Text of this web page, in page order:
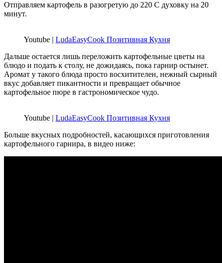
Отправляем картофель в разогретую до 220 С духовку на 20
минут.
Youtube | LudaEasyCook Позитивная Кухня
Дальше остается лишь переложить картофельные цветы на
блюдо и подать к столу, не дожидаясь, пока гарнир остынет.
Аромат у такого блюда просто восхитителен, нежный сырный
вкус добавляет пикантности и превращает обычное
картофельное пюре в гастрономическое чудо.
Youtube | LudaEasyCook Позитивная Кухня
Больше вкусных подробностей, касающихся приготовления
картофельного гарнира, в видео ниже: